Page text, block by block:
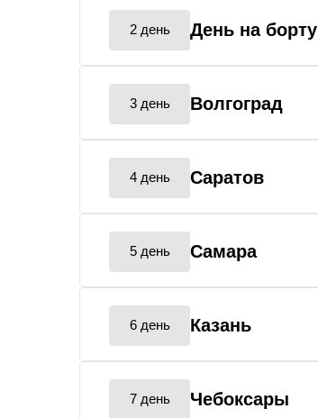
2 день День на борту
3 день Волгоград
4 день Саратов
5 день Самара
6 день Казань
7 день Чебоксары